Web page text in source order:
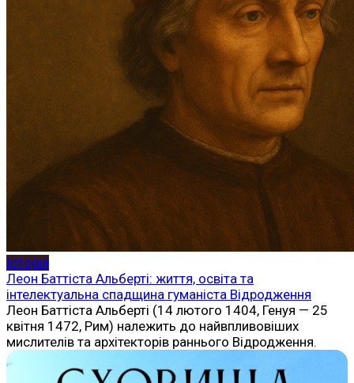
Історія
Леон Баттіста Альберті: життя, освіта та
інтелектуальна спадщина гуманіста Відродження
Леон Баттіста Альберті (14 лютого 1404, Генуя — 25
квітня 1472, Рим) належить до найвпливовіших
мислителів та архітекторів раннього Відродження.